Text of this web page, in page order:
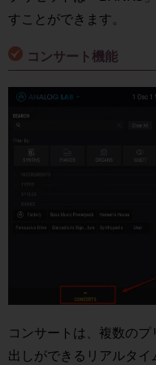
すことができます。
コンサート機能
コンサートは、複数の
出しができるリアルタイ